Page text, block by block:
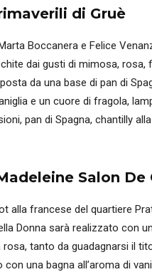
di Gruè
Boccanera e Felice
dai gusti di mimosa, rosa,
da una base di pan di
e un cuore di fragola,
pan di Spagna, chantilly
Salon
alla francese del quartiere
Donna sarà realizzato con
tanto da guadagnarsi il
una bagna all’aroma di